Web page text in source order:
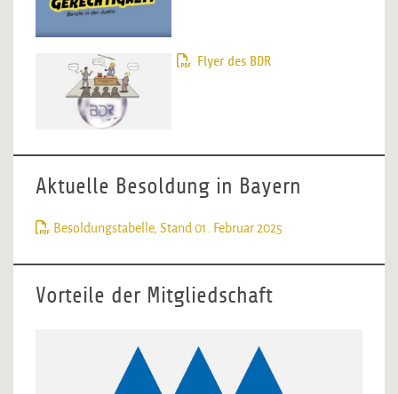
Flyer des BDR
Aktuelle Besoldung in Bayern
Besoldungstabelle, Stand 01. Februar 2025
Vorteile der Mitgliedschaft